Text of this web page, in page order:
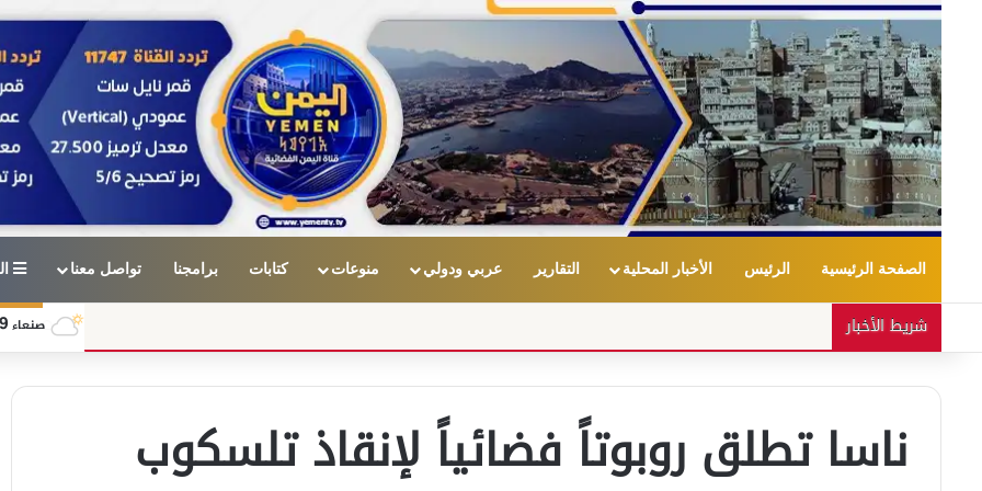
الصفحة الرئيسية الرئيس الأخبار المحلية التقارير عربي ودولي منوعات كتابات برامجنا تواصل معنا
شريط الأخبار صنعاء
ناسا تطلق روبوتاً فضائياً لإنقاذ تلسكوب